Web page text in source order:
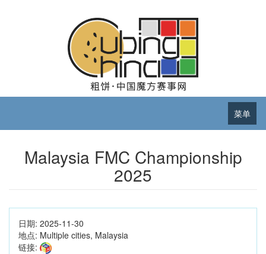
菜单
Malaysia FMC Championship
2025
日期: 2025-11-30
地点: Multiple cities, Malaysia
链接: